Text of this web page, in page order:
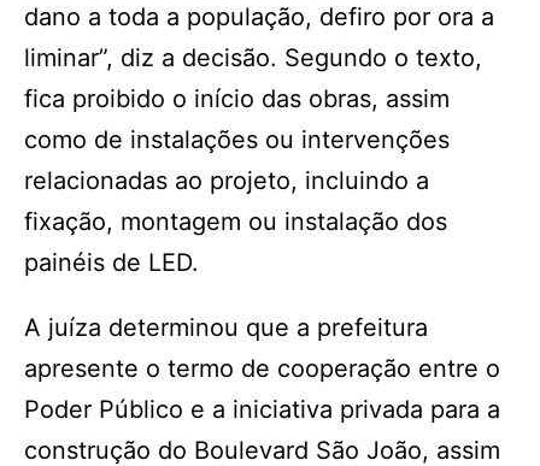
dano a toda a população, defiro por ora a
liminar”, diz a decisão. Segundo o texto,
fica proibido o início das obras, assim
como de instalações ou intervenções
relacionadas ao projeto, incluindo a
fixação, montagem ou instalação dos
painéis de LED.
A juíza determinou que a prefeitura
apresente o termo de cooperação entre o
Poder Público e a iniciativa privada para a
construção do Boulevard São João, assim